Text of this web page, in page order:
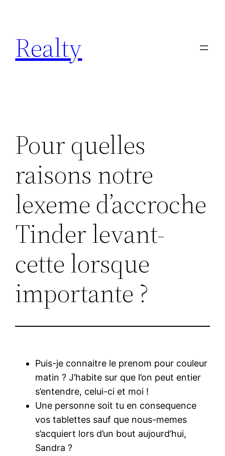
content
Realty
Pour quelles
raisons notre
lexeme d’accroche
Tinder levant-
cette lorsque
importante ?
Puis-je connaitre le prenom pour couleur
matin ? J’habite sur que l’on peut entier
s’entendre, celui-ci et moi !
Une personne soit tu en consequence
vos tablettes sauf que nous-memes
s’acquiert lors d’un bout aujourd’hui,
Sandra ?